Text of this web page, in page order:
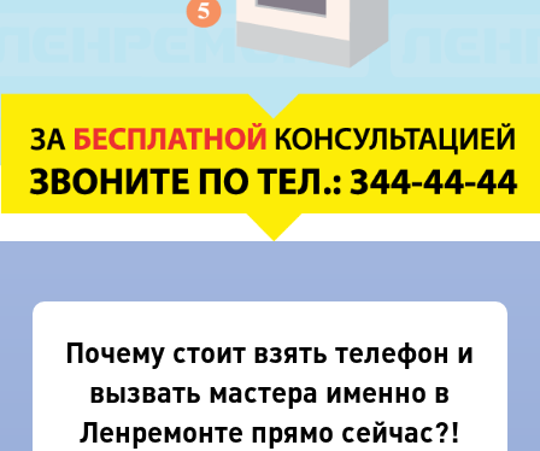
Почему стоит взять телефон и
вызвать мастера именно в
Ленремонте прямо сейчас?!